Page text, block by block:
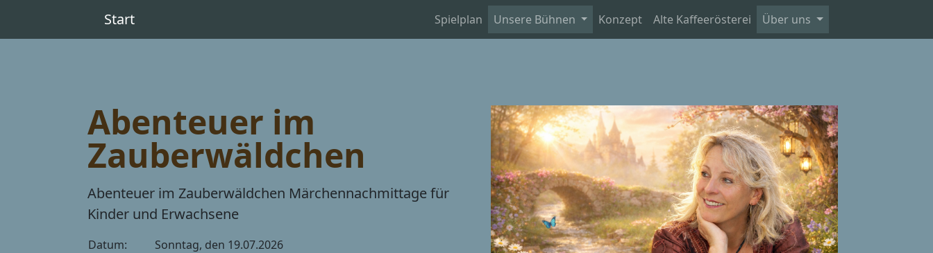
Start Spielplan Unsere Bühnen Konzept Alte Kaffeerösterei Über uns
Abenteuer im
Zauberwäldchen
Abenteuer im Zauberwäldchen Märchennachmittage für
Kinder und Erwachsene
Datum:
Sonntag, den 19.07.2026